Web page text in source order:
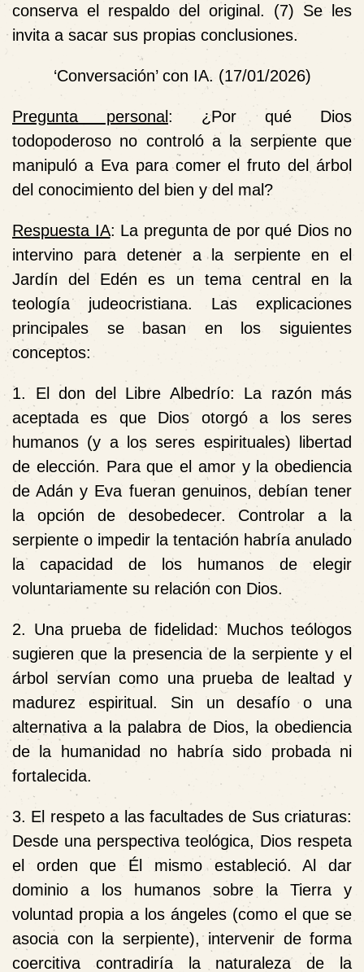
conserva el respaldo del original. (7) Se les
invita a sacar sus propias conclusiones.
‘Conversación’ con IA. (17/01/2026)
Pregunta personal: ¿Por qué Dios
todopoderoso no controló a la serpiente que
manipuló a Eva para comer el fruto del árbol
del conocimiento del bien y del mal?
Respuesta IA: La pregunta de por qué Dios no
intervino para detener a la serpiente en el
Jardín del Edén es un tema central en la
teología judeocristiana. Las explicaciones
principales se basan en los siguientes
conceptos:
1. El don del Libre Albedrío: La razón más
aceptada es que Dios otorgó a los seres
humanos (y a los seres espirituales) libertad
de elección. Para que el amor y la obediencia
de Adán y Eva fueran genuinos, debían tener
la opción de desobedecer. Controlar a la
serpiente o impedir la tentación habría anulado
la capacidad de los humanos de elegir
voluntariamente su relación con Dios.
2. Una prueba de fidelidad: Muchos teólogos
sugieren que la presencia de la serpiente y el
árbol servían como una prueba de lealtad y
madurez espiritual. Sin un desafío o una
alternativa a la palabra de Dios, la obediencia
de la humanidad no habría sido probada ni
fortalecida.
3. El respeto a las facultades de Sus criaturas:
Desde una perspectiva teológica, Dios respeta
el orden que Él mismo estableció. Al dar
dominio a los humanos sobre la Tierra y
voluntad propia a los ángeles (como el que se
asocia con la serpiente), intervenir de forma
coercitiva contradiría la naturaleza de la